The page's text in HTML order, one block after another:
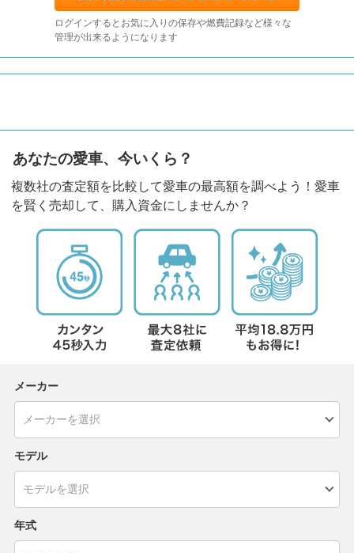
ログインするとお気に入りの保存や燃費記録など様々な
管理が出来るようになります
あなたの愛車、今いくら？
複数社の査定額を比較して愛車の最高額を調べよう！愛車
を賢く売却して、購入資金にしませんか？
メーカー
モデル
年式